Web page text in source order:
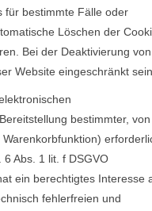
für bestimmte Fälle oder
Löschen der
Bei der Deaktivierung von
Website eingeschränkt
bestimmter, von
Abs. 1 lit. f DSGVO
ein berechtigtes Interesse
fehlerfreien und